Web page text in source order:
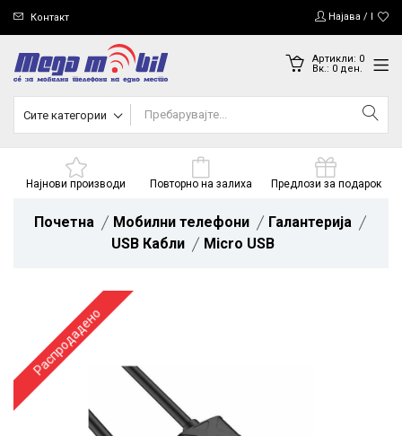
Контакт Најава /
Артикли: 0
Вк.: 0ден.
Сите категории
Најнови производи Повторно на залиха Предлози за подарок
Почетна Мобилни телефони
Галантерија
USB Кабли
Micro USB
Распродадено